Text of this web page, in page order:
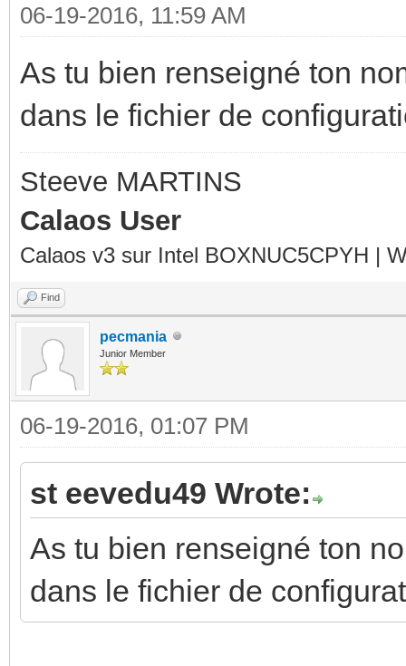
06-19-2016, 11:59 AM
As tu bien renseigné ton
dans le fichier de
Steeve MARTINS
Calaos User
Calaos v3 sur Intel BOXNUC5CPYH |
Find
pecmania
Junior Member
06-19-2016, 01:07 PM
st eevedu49 Wrote:
As tu bien renseigné ton
dans le fichier de